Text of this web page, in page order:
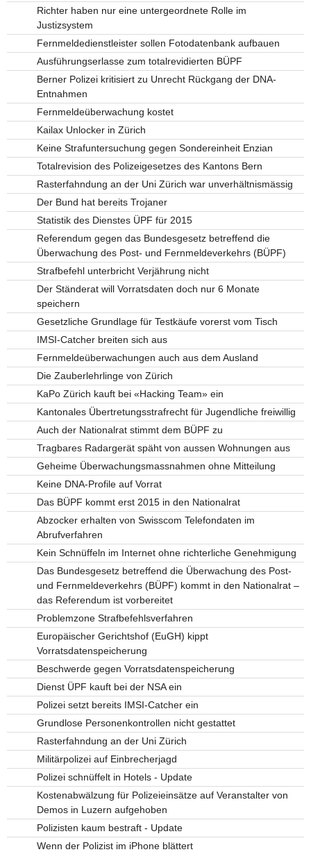
Richter haben nur eine untergeordnete Rolle im
Justizsystem
Fernmeldedienstleister sollen Fotodatenbank aufbauen
Ausführungserlasse zum totalrevidierten BÜPF
Berner Polizei kritisiert zu Unrecht Rückgang der DNA-
Entnahmen
Fernmeldeüberwachung kostet
Kailax Unlocker in Zürich
Keine Strafuntersuchung gegen Sondereinheit Enzian
Totalrevision des Polizeigesetzes des Kantons Bern
Rasterfahndung an der Uni Zürich war unverhältnismässig
Der Bund hat bereits Trojaner
Statistik des Dienstes ÜPF für 2015
Referendum gegen das Bundesgesetz betreffend die
Überwachung des Post- und Fernmeldeverkehrs (BÜPF)
Strafbefehl unterbricht Verjährung nicht
Der Ständerat will Vorratsdaten doch nur 6 Monate
speichern
Gesetzliche Grundlage für Testkäufe vorerst vom Tisch
IMSI-Catcher breiten sich aus
Fernmeldeüberwachungen auch aus dem Ausland
Die Zauberlehrlinge von Zürich
KaPo Zürich kauft bei «Hacking Team» ein
Kantonales Übertretungsstrafrecht für Jugendliche freiwillig
Auch der Nationalrat stimmt dem BÜPF zu
Tragbares Radargerät späht von aussen Wohnungen aus
Geheime Überwachungsmassnahmen ohne Mitteilung
Keine DNA-Profile auf Vorrat
Das BÜPF kommt erst 2015 in den Nationalrat
Abzocker erhalten von Swisscom Telefondaten im
Abrufverfahren
Kein Schnüffeln im Internet ohne richterliche Genehmigung
Das Bundesgesetz betreffend die Überwachung des Post-
und Fernmeldeverkehrs (BÜPF) kommt in den Nationalrat –
das Referendum ist vorbereitet
Problemzone Strafbefehlsverfahren
Europäischer Gerichtshof (EuGH) kippt
Vorratsdatenspeicherung
Beschwerde gegen Vorratsdatenspeicherung
Dienst ÜPF kauft bei der NSA ein
Polizei setzt bereits IMSI-Catcher ein
Grundlose Personenkontrollen nicht gestattet
Rasterfahndung an der Uni Zürich
Militärpolizei auf Einbrecherjagd
Polizei schnüffelt in Hotels - Update
Kostenabwälzung für Polizeieinsätze auf Veranstalter von
Demos in Luzern aufgehoben
Polizisten kaum bestraft - Update
Wenn der Polizist im iPhone blättert